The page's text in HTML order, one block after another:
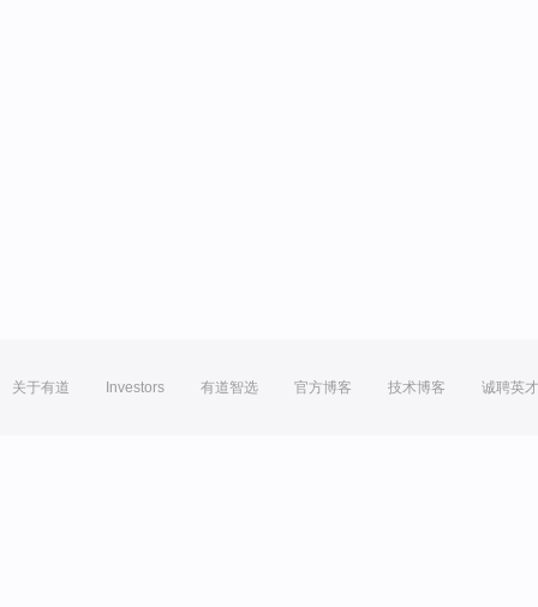
关于有道 Investors 有道智选 官方博客 技术博客 诚聘英才